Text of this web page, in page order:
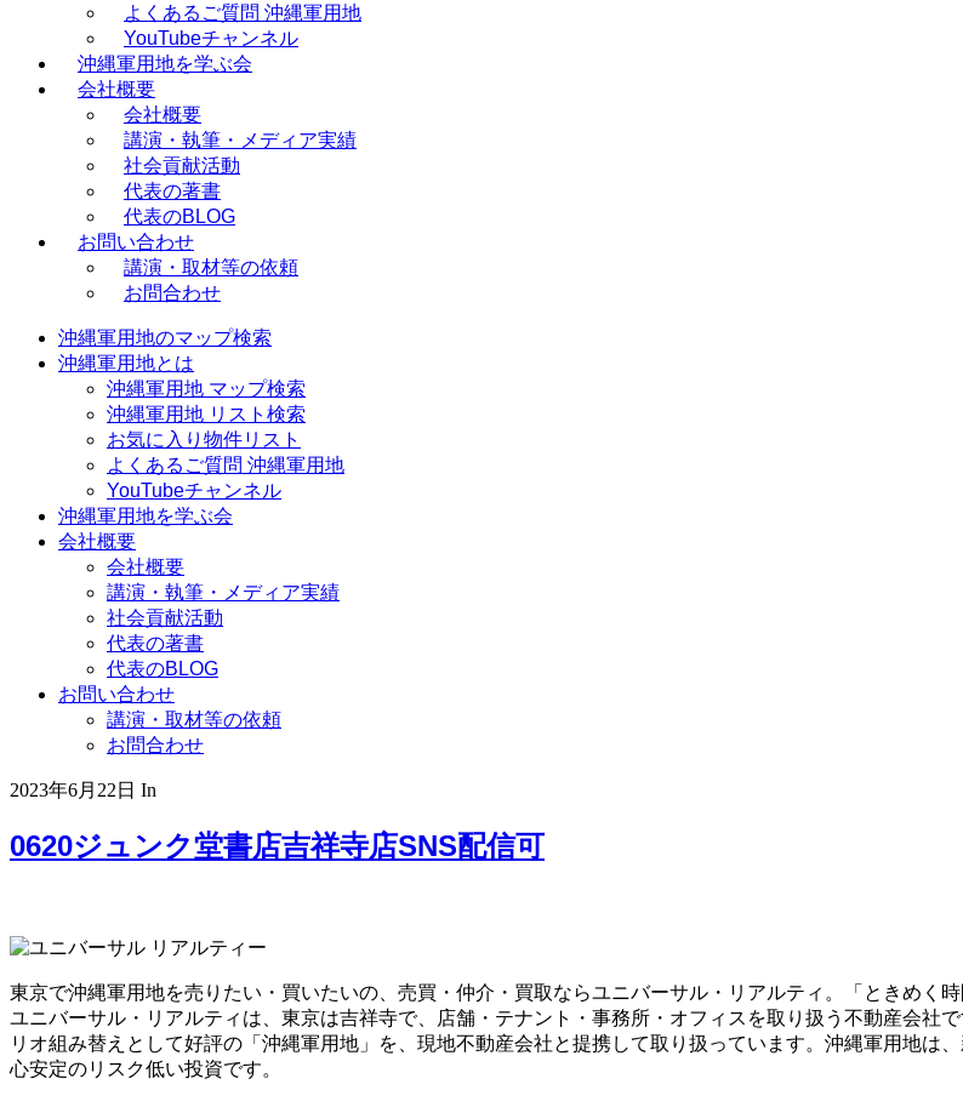
よくあるご質問 沖縄軍用地
YouTubeチャンネル
沖縄軍用地を学ぶ会
会社概要
会社概要
講演・執筆・メディア実績
社会貢献活動
代表の著書
代表のBLOG
お問い合わせ
講演・取材等の依頼
お問合わせ
沖縄軍用地のマップ検索
沖縄軍用地とは
沖縄軍用地 マップ検索
沖縄軍用地 リスト検索
お気に入り物件リスト
よくあるご質問 沖縄軍用地
YouTubeチャンネル
沖縄軍用地を学ぶ会
会社概要
会社概要
講演・執筆・メディア実績
社会貢献活動
代表の著書
代表のBLOG
お問い合わせ
講演・取材等の依頼
お問合わせ
2023年6月22日 In
0620ジュンク堂書店吉祥寺店SNS配信可
東京で沖縄軍用地を売りたい・買いたいの、売買・仲介・買取ならユニバーサル・リアルティ。「ときめく
ユニバーサル・リアルティは、東京は吉祥寺で、店舗・テナント・事務所・オフィスを取り扱う不動産会社
リオ組み替えとして好評の「沖縄軍用地」を、現地不動産会社と提携して取り扱っています。沖縄軍用地
心安定のリスク低い投資です。